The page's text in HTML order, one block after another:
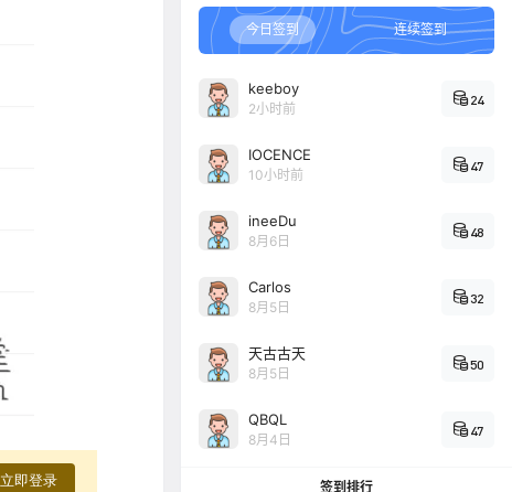
立即登录
今日签到 连续签到
keeboy
2小时前
24
IOCENCE
10小时前
47
ineeDu
8月6日
48
Carlos
8月5日
32
天古古天
8月5日
50
QBQL
8月4日
47
签到排行